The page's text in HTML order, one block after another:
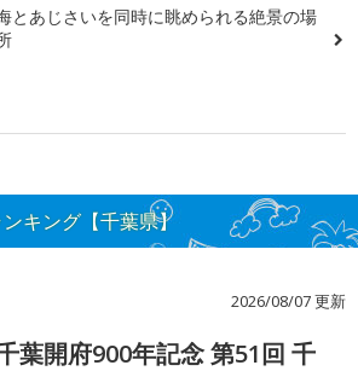
とあじさいを同時に眺められる絶景の場
キング【千葉県】
2026/08/07 更新
葉開府900年記念 第51回 千